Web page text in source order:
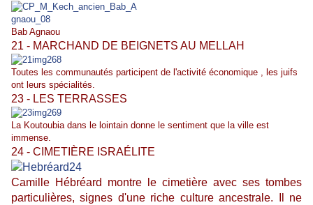
Bab Agnaou
21 - MARCHAND DE BEIGNETS AU MELLAH
Toutes les communautés participent de l'activité économique , les juifs
ont leurs spécialités.
23 - LES TERRASSES
La Koutoubia dans le lointain donne le sentiment que la ville est
immense.
24 - CIMETIÈRE ISRAÉLITE
Camille Hébréard montre le cimetière avec ses tombes
particulières, signes d'une riche culture ancestrale. Il ne